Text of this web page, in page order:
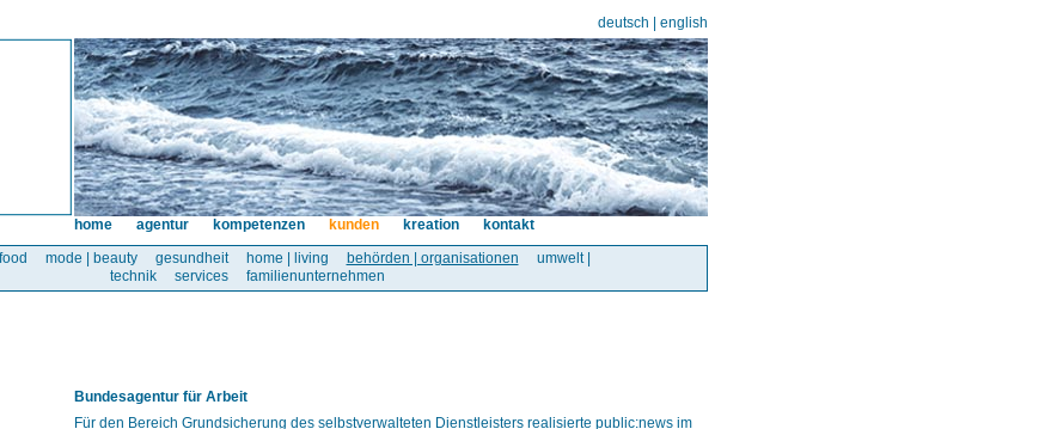
food mode | beauty gesundheit home | living behörden | organisationen
umwelt |
technik
services familienunternehmen
deutsch english
home agentur kompetenzen kunden kreation kontakt
Bundesagentur für Arbeit
Für den Bereich Grundsicherung des selbstverwalteten Dienstleisters realisierte public:news im